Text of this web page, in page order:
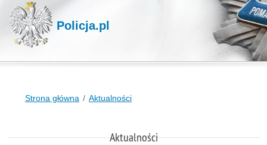
Policja.pl
Strona główna Aktualności
Aktualności